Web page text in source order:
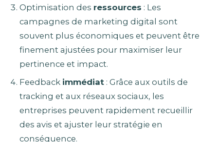
Optimisation des ressources : Les
campagnes de marketing digital sont
souvent plus économiques et peuvent être
finement ajustées pour maximiser leur
pertinence et impact.
Feedback immédiat: Grâce aux outils de
tracking et aux réseaux sociaux, les
entreprises peuvent rapidement recueillir
des avis et ajuster leur stratégie en
conséquence.